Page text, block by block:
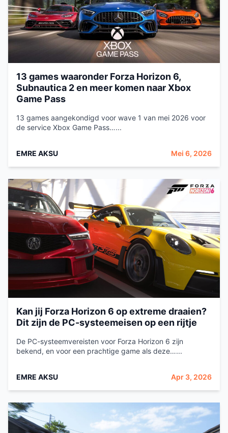
13 games waaronder Forza Horizon 6,
Subnautica 2 en meer komen naar Xbox
Game Pass
13 games aangekondigd voor wave 1 van mei 2026 voor
de service Xbox Game Pass…...
EMRE AKSU Mei 6, 2026
Kan jij Forza Horizon 6 op extreme draaien?
Dit zijn de PC-systeemeisen op een rijtje
De PC-systeemvereisten voor Forza Horizon 6 zijn
bekend, en voor een prachtige game als deze…...
EMRE AKSU Apr 3, 2026